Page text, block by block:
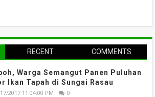
RECENT COMMENTS
Warga Semangut Panen Puluhan
Ikan Tapah di Sungai Rasau
2017 11:04:00 PM 0